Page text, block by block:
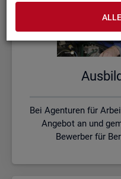
Bei Agenturen für
Angebot an und
Bewerber für